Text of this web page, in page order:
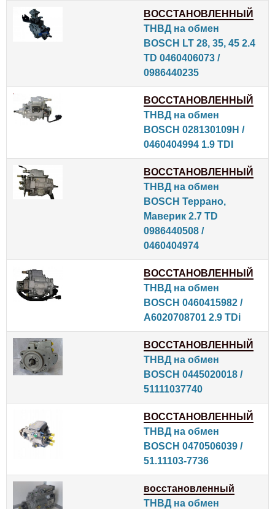
ВОССТАНОВЛЕННЫЙ
ТНВД на обмен
BOSCH LT 28, 35, 45 2.4
TD 0460406073 /
0986440235
ВОССТАНОВЛЕННЫЙ
ТНВД на обмен
BOSCH 028130109H /
0460404994 1.9 TDI
ВОССТАНОВЛЕННЫЙ
ТНВД на обмен
BOSCH Террано,
Маверик 2.7 TD
0986440508 /
0460404974
ВОССТАНОВЛЕННЫЙ
ТНВД на обмен
BOSCH 0460415982 /
A6020708701 2.9 TDi
ВОССТАНОВЛЕННЫЙ
ТНВД на обмен
BOSCH 0445020018 /
51111037740
ВОССТАНОВЛЕННЫЙ
ТНВД на обмен
BOSCH 0470506039 /
51.11103-7736
восстановленный
ТНВД на обмен